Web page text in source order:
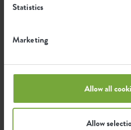
Statistics
Marketing
Allow all
Allow
Energie bei
Die Emission pro Produkt basiert auf
pro Produkt zu berechnen, teilen wir
CO2-Fußabdruck durch das Gewicht